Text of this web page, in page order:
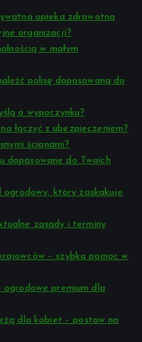
opieka zdrowotna
organizacji?
w małym
polisę dopasowaną do
o wypoczynku?
łączyć z ubezpieczeniem?
ścianami?
dopasowane do Twoich
ogrodowy, który zaskakuje
zasady i terminy
– szybka pomoc w
ogrodowe premium dla
dla kobiet – postaw na